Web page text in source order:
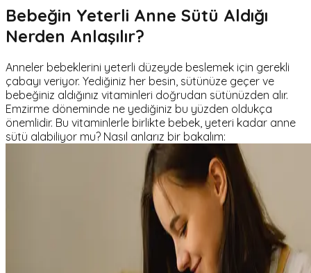
Bebeğin Yeterli Anne Sütü Aldığı
Nerden Anlaşılır?
Anneler bebeklerini yeterli düzeyde beslemek için gerekli
çabayı veriyor. Yediğiniz her besin, sütünüze geçer ve
bebeğiniz aldığınız vitaminleri doğrudan sütünüzden alır.
Emzirme döneminde ne yediğiniz bu yüzden oldukça
önemlidir. Bu vitaminlerle birlikte bebek, yeteri kadar anne
sütü alabiliyor mu? Nasıl anlarız bir bakalım: